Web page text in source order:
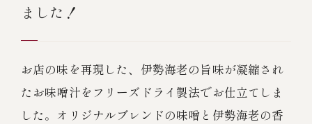
ました！
お店の味を再現した、伊勢海老の旨味が凝縮され
たお味噌汁をフリーズドライ製法でお仕立てしま
した。オリジナルブレンドの味噌と伊勢海老の香